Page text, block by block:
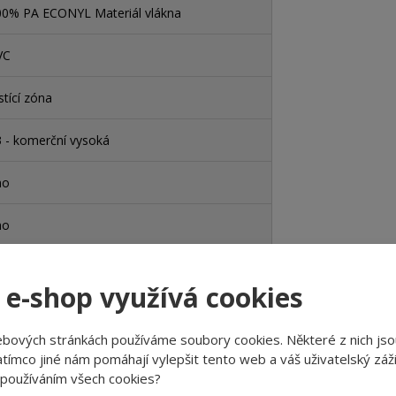
shop využívá cookies
stránkách používáme soubory cookies. Některé z nich
jiné nám pomáhají vylepšit tento web a váš uživatelský
všech cookies?
PA ECONYL Materiál vlákna
zóna
- komerční vysoká
- stále používaná schodiště